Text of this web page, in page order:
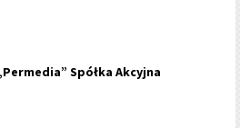
Spółka Akcyjna